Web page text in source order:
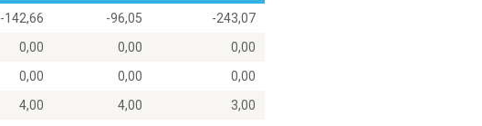
-142,66 -96,05
-243,07
0,00 0,00
0,00
0,00 0,00
0,00
4,00 4,00 3,00